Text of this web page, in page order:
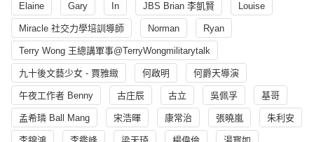
Elaine Gary In JBS Brian 李凱賢 Louise
Miracle 社交力學培訓導師 Norman Ryan
Terry Wong 王總講軍事@TerryWongmilitarytalk
九十後文藝少女 - 賈雅緻 何啟明 何爵天導演
午夜工作者 Benny 古庄辰 古立 吳佩孚 基哥
孟希璘 Ball Mang 宋浩暉 康常治 張曉嵐 朱利安